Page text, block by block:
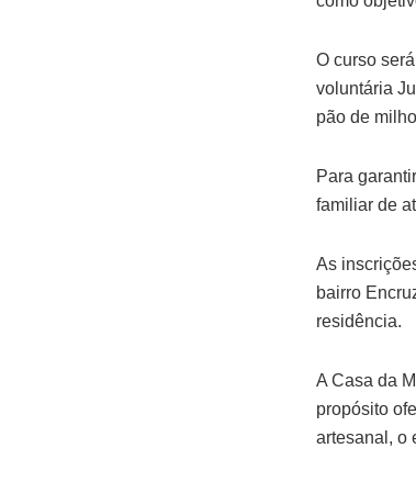
O curso
voluntária
pão de
Para
familiar de
As
bairro
residência.
A Casa da
propósito
artesanal, o